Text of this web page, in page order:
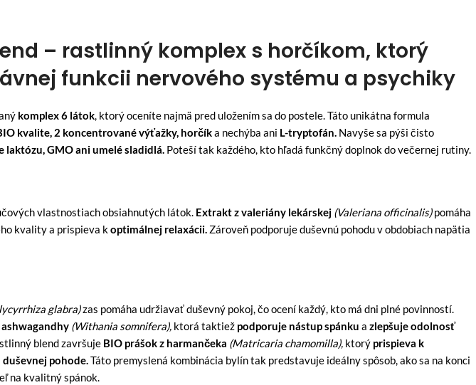
– rastlinný komplex s horčíkom, ktorý
funkcii nervového systému a psychiky
komplex 6 látok, ktorý oceníte najmä pred uložením sa do postele. Táto unikátna formula
kvalite, 2 koncentrované výťažky, horčíka nechýba ani L-tryptofán. Navyše sa pýši čisto
laktózu, GMO ani umelé sladidlá. Poteší tak každého, kto hľadá funkčný doplnok do večernej rutiny.
vlastnostiach obsiahnutých látok. Extrakt z valeriány lekárskej (Valeriana officinalis)pomáha
kvality a prispieva koptimálnej relaxácii. Zároveň podporuje duševnú pohodu v obdobiach napätia
glabra)zas pomáha udržiavať duševný pokoj, čo ocení každý, kto má dni plné povinností.
(Withania somnifera), ktorá taktiež podporuje nástup spánku a zlepšuje odolnosť
blend završuje BIO prášok z harmančeka (Matricaria chamomilla), ktorý prispieva k
duševnej pohode.Táto premyslená kombinácia bylín tak predstavuje ideálny spôsob, ako sa na konci
na kvalitný spánok.